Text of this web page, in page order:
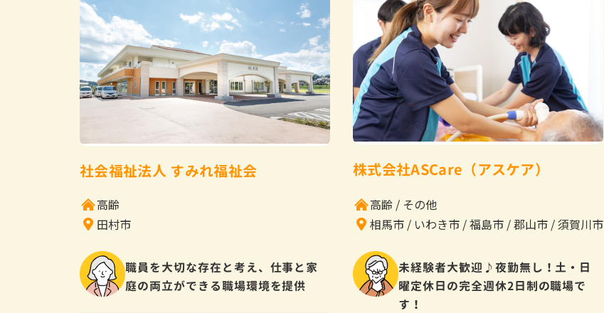
社会福祉法人 すみれ福祉会
高齢
田村市
職員を大切な存在と考え、仕事と家
庭の両立ができる職場環境を提供
株式会社ASCare（アスケア）
高齢
その他
相馬市
いわき市 福島市 郡山市 須賀川市
未経験者大歓迎♪夜勤無し！土・日
曜定休日の完全週休2日制の職場で
す！